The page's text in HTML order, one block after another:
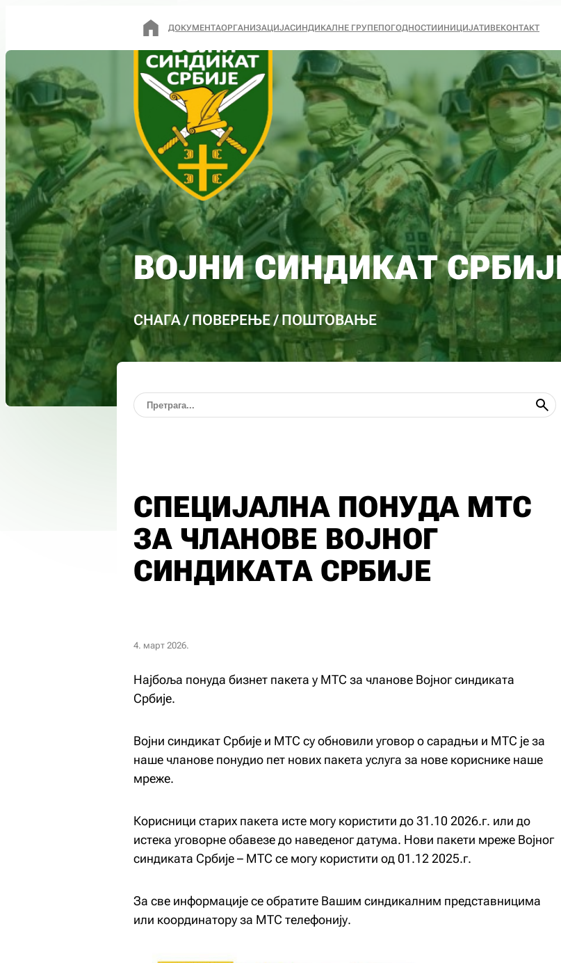
ДОКУМЕНТАОРГАНИЗАЦИЈАСИНДИКАЛНЕ ГРУПЕПОГОДНОСТИИНИЦИЈАТИВЕКОНТАКТ
ВОЈНИ СИНДИКАТ
СНАГА / ПОВЕРЕЊЕ / ПОШТОВАЊЕ
СПЕЦИЈАЛНА ПОНУДА МТС
ЗА ЧЛАНОВЕ ВОЈНОГ
СИНДИКАТА СРБИЈЕ
4. март 2026.
Најбоља понуда бизнет пакета у МТС за чланове Војног синдиката
Србије.
Војни синдикат Србије и МТС су обновили уговор о сарадњи и МТС је за
наше чланове понудио пет нових пакета услуга за нове кориснике наше
мреже.
Корисници старих пакета исте могу користити до 31.10 2026.г. или до
истека уговорне обавезе до наведеног датума. Нови пакети мреже Војног
синдиката Србије – МТС се могу користити од 01.12 2025.г.
За све информације се обратите Вашим синдикалним представницима
или координатору за МТС телефонију.